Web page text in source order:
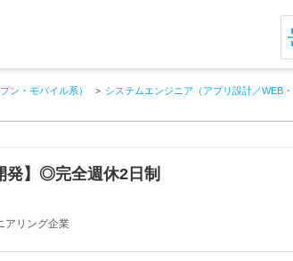
ン・モバイル系） システムエンジニア（アプリ設計／WEB
発】◎完全週休2日制
アリング企業